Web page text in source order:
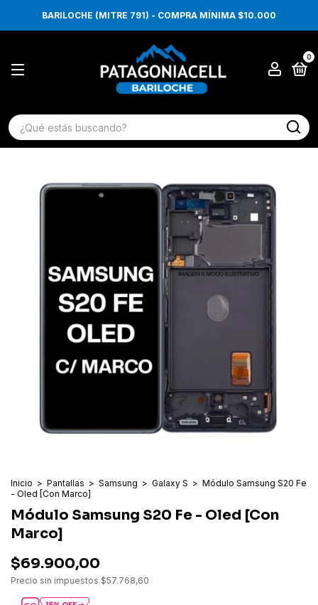
BARILOCHE (MITRE 791) - COMPRA MÍNIMA $10.000
0
Inicio > Pantallas > Samsung > Galaxy S > Módulo Samsung S20 Fe
- Oled [Con Marco]
Módulo Samsung S20 Fe - Oled [Con
Marco]
$69.900,00
Precio sin impuestos $57.768,60